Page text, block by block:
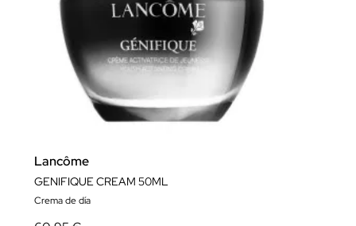
Lancôme
GENIFIQUE CREAM 50ML
Crema de día